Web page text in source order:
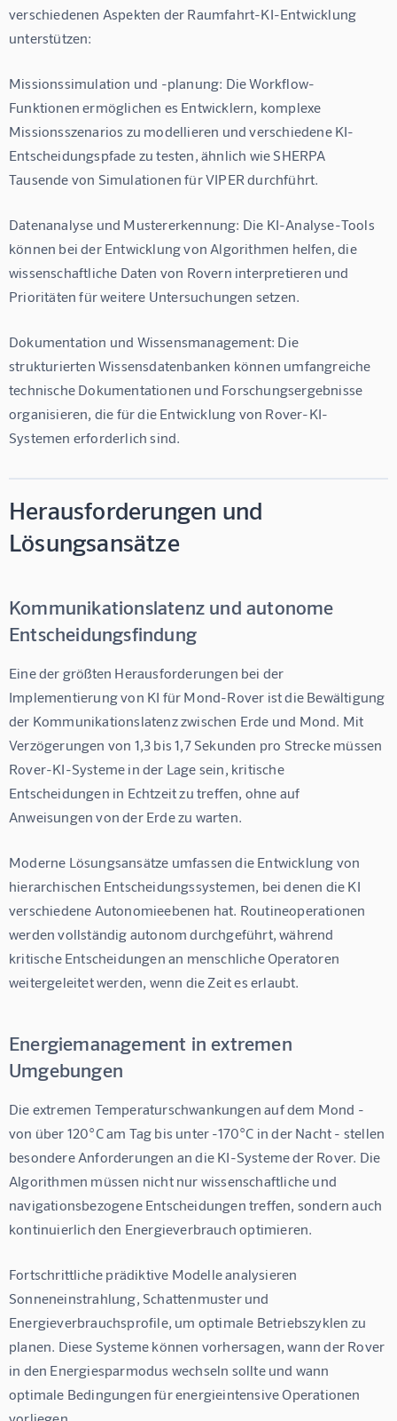
verschiedenen Aspekten der Raumfahrt-KI-Entwicklung
unterstützen:
Missionssimulation und -planung: Die Workflow-
Funktionen ermöglichen es Entwicklern, komplexe
Missionsszenarios zu modellieren und verschiedene KI-
Entscheidungspfade zu testen, ähnlich wie SHERPA
Tausende von Simulationen für VIPER durchführt.
Datenanalyse und Mustererkennung: Die KI-Analyse-Tools
können bei der Entwicklung von Algorithmen helfen, die
wissenschaftliche Daten von Rovern interpretieren und
Prioritäten für weitere Untersuchungen setzen.
Dokumentation und Wissensmanagement: Die
strukturierten Wissensdatenbanken können umfangreiche
technische Dokumentationen und Forschungsergebnisse
organisieren, die für die Entwicklung von Rover-KI-
Systemen erforderlich sind.
Herausforderungen und
Lösungsansätze
Kommunikationslatenz und autonome
Entscheidungsfindung
Eine der größten Herausforderungen bei der
Implementierung von KI für Mond-Rover ist die Bewältigung
der Kommunikationslatenz zwischen Erde und Mond. Mit
Verzögerungen von 1,3 bis 1,7 Sekunden pro Strecke müssen
Rover-KI-Systeme in der Lage sein, kritische
Entscheidungen in Echtzeit zu treffen, ohne auf
Anweisungen von der Erde zu warten.
Moderne Lösungsansätze umfassen die Entwicklung von
hierarchischen Entscheidungssystemen, bei denen die KI
verschiedene Autonomieebenen hat. Routineoperationen
werden vollständig autonom durchgeführt, während
kritische Entscheidungen an menschliche Operatoren
weitergeleitet werden, wenn die Zeit es erlaubt.
Energiemanagement in extremen
Umgebungen
Die extremen Temperaturschwankungen auf dem Mond -
von über 120°C am Tag bis unter -170°C in der Nacht - stellen
besondere Anforderungen an die KI-Systeme der Rover. Die
Algorithmen müssen nicht nur wissenschaftliche und
navigationsbezogene Entscheidungen treffen, sondern auch
kontinuierlich den Energieverbrauch optimieren.
Fortschrittliche prädiktive Modelle analysieren
Sonneneinstrahlung, Schattenmuster und
Energieverbrauchsprofile, um optimale Betriebszyklen zu
planen. Diese Systeme können vorhersagen, wann der Rover
in den Energiesparmodus wechseln sollte und wann
optimale Bedingungen für energieintensive Operationen